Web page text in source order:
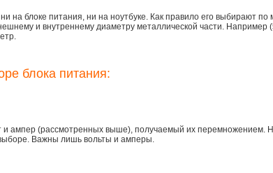
на блоке питания, ни на ноутбуке. Как правило его выбирают по
и внутреннему диаметру металлической части. Например
блока питания:
и ампер (рассмотренных выше), получаемый их перемножением.
Важны лишь вольты и амперы.